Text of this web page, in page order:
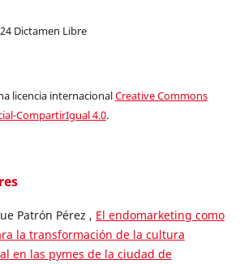
Dictamen Libre
licencia internacionalCreative Commons
CompartirIgual 4.0.
Patrón Pérez , El endomarketing como
la transformación de la cultura
en las pymes de la ciudad de